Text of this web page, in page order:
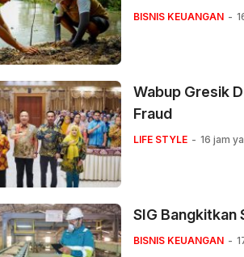
BISNIS KEUANGAN
Wabup Gresik
Fraud
LIFE STYLE 16 jam
SIG Bangkitkan
BISNIS KEUANGAN